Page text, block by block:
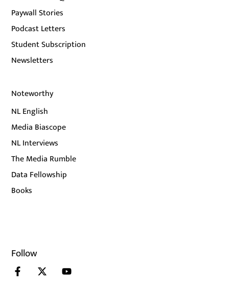
Paywall Stories
Podcast Letters
Student Subscription
Newsletters
Noteworthy
NL English
Media Biascope
NL Interviews
The Media Rumble
Data Fellowship
Books
Follow